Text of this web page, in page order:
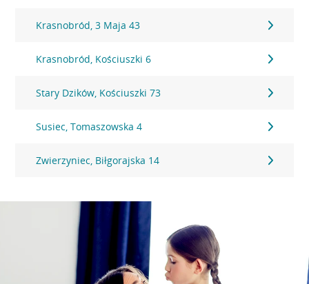
Krasnobród, 3 Maja 43
Krasnobród, Kościuszki 6
Stary Dzików, Kościuszki 73
Susiec, Tomaszowska 4
Zwierzyniec, Biłgorajska 14